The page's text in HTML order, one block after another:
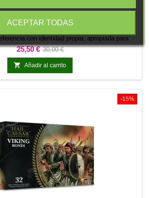
un personaje o figura de mando para Hail
con identidad propia, apropiada para
o asumir un papel relevante en escenarios
funciona como pieza central de una colección,
de pintura o diorama temático.
Precio
25,50 €Precio
base
30,00 €
 Añadir al carrito
-15%
ACEPTAR TODAS